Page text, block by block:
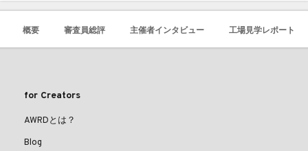
概要 審査員総評 主催者インタビュー 工場見学レポート
for Creators
AWRDとは？
Blog